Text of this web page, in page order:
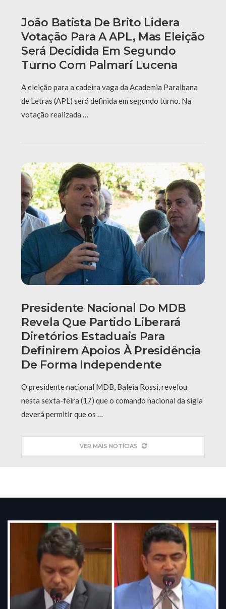
João Batista De Brito Lidera
Votação Para A APL, Mas Eleição
Será Decidida Em Segundo
Turno Com Palmarí Lucena
A eleição para a cadeira vaga da Academia Paraibana
de Letras (APL) será definida em segundo turno. Na
votação realizada …
Presidente Nacional Do MDB
Revela Que Partido Liberará
Diretórios Estaduais Para
Definirem Apoios À Presidência
De Forma Independente
O presidente nacional MDB, Baleia Rossi, revelou
nesta sexta-feira (17) que o comando nacional da sigla
deverá permitir que os …
VER MAIS NOTÍCIAS